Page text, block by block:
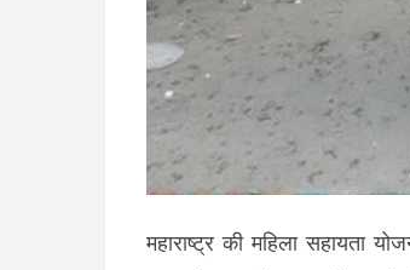
महाराष्ट्र की महिला सहायता